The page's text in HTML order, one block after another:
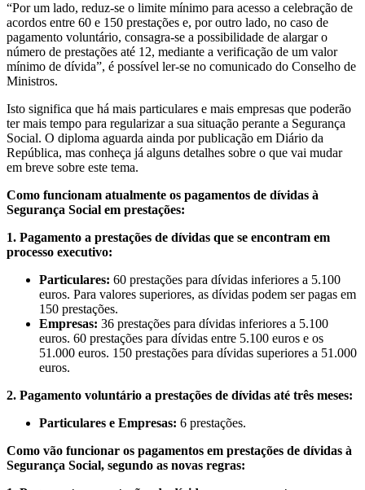
“Por um lado, reduz-se o limite mínimo para acesso a celebração de
acordos entre 60 e 150 prestações e, por outro lado, no caso de
pagamento voluntário, consagra-se a possibilidade de alargar o
número de prestações até 12, mediante a verificação de um valor
mínimo de dívida”, é possível ler-se no comunicado do Conselho de
Ministros.
Isto significa que há mais particulares e mais empresas que poderão
ter mais tempo para regularizar a sua situação perante a Segurança
Social. O diploma aguarda ainda por publicação em Diário da
República, mas conheça já alguns detalhes sobre o que vai mudar
em breve sobre este tema.
Como funcionam atualmente os pagamentos de dívidas à
Segurança Social em prestações:
1. Pagamento a prestações de dívidas que se encontram em
processo executivo:
Particulares: 60 prestações para dívidas inferiores a 5.100
euros. Para valores superiores, as dívidas podem ser pagas em
150 prestações.
Empresas: 36 prestações para dívidas inferiores a 5.100
euros. 60 prestações para dívidas entre 5.100 euros e os
51.000 euros. 150 prestações para dívidas superiores a 51.000
euros.
2. Pagamento voluntário a prestações de dívidas até três meses:
Particulares e Empresas: 6 prestações.
Como vão funcionar os pagamentos em prestações de dívidas à
Segurança Social, segundo as novas regras: